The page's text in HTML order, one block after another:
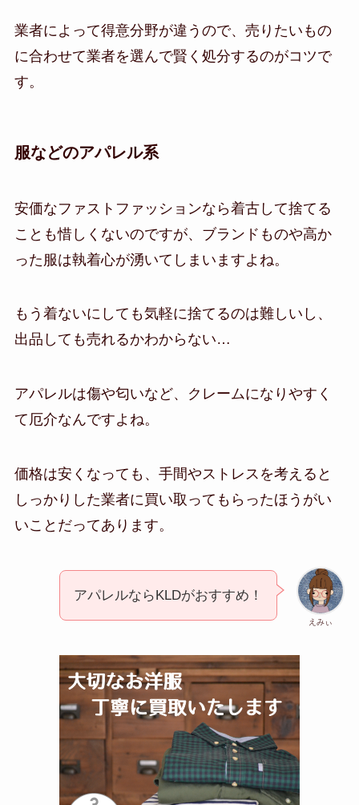
業者によって得意分野が違うので、売りたいもの
に合わせて業者を選んで賢く処分するのがコツで
す。
服などのアパレル系
安価なファストファッションなら着古して捨てる
ことも惜しくないのですが、ブランドものや高か
った服は執着心が湧いてしまいますよね。
もう着ないにしても気軽に捨てるのは難しいし、
出品しても売れるかわからない…
アパレルは傷や匂いなど、クレームになりやすく
て厄介なんですよね。
価格は安くなっても、手間やストレスを考えると
しっかりした業者に買い取ってもらったほうがい
いことだってあります。
えみぃ
アパレルならKLDがおすすめ！